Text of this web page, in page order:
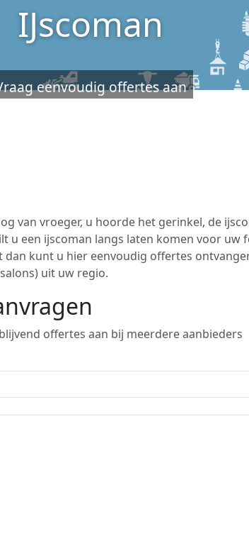
IJscoman
eenvoudig offertes aan
van vroeger, u hoorde het gerinkel, de
u een ijscoman langs laten komen voor uw
dan kunt u hier eenvoudig offertes
uit uw regio.
offertes aan bij meerdere aanbieders